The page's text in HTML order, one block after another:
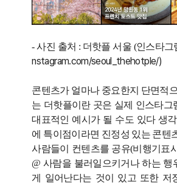
- 사진 출처 : 더핫플 서울 (인스타그
nstagram.com/seoul_thehotple/)
콘텐츠가 얼마나 중요한지 단면적
는 더핫플이란 곳은 실제 인스타그
대표적인 예시가 될 수도 있다 생각
에 특이점이라면 진정성 있는 콘텐
사람들이 컨텐츠를 공유(비행기표
@ 사람을 불러일으키거나 하는 행
게 일어난다는 것이 있고 또한 저